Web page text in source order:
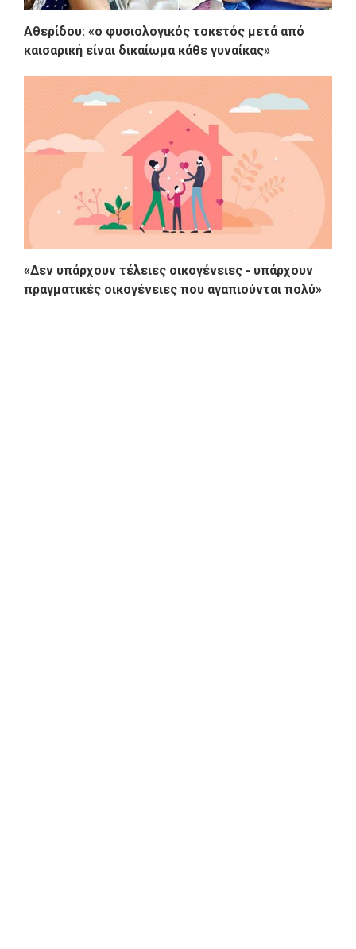
Αθερίδου: «ο φυσιολογικός τοκετός μετά από
καισαρική είναι δικαίωμα κάθε γυναίκας»
«Δεν υπάρχουν τέλειες οικογένειες - υπάρχουν
πραγματικές οικογένειες που αγαπιούνται πολύ»